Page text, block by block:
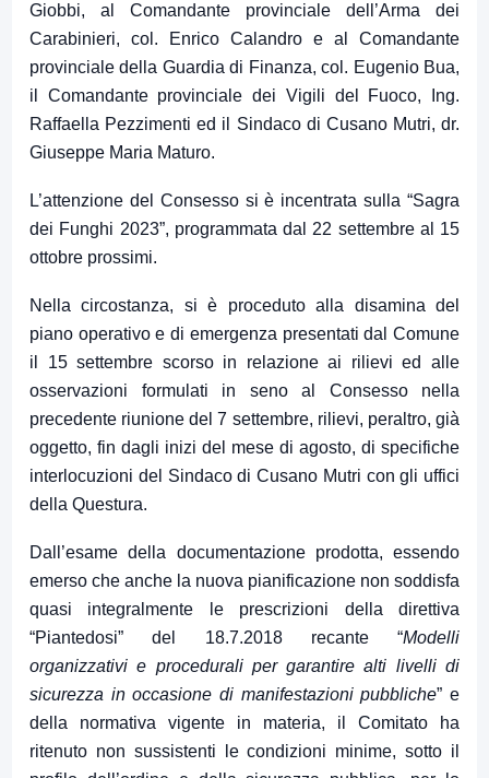
Giobbi, al Comandante provinciale dell’Arma dei
Carabinieri, col. Enrico Calandro e al Comandante
provinciale della Guardia di Finanza, col. Eugenio Bua,
il Comandante provinciale dei Vigili del Fuoco, Ing.
Raffaella Pezzimenti ed il Sindaco di Cusano Mutri, dr.
Giuseppe Maria Maturo.
L’attenzione del Consesso si è incentrata sulla “Sagra
dei Funghi 2023”, programmata dal 22 settembre al 15
ottobre prossimi.
Nella circostanza, si è proceduto alla disamina del
piano operativo e di emergenza presentati dal Comune
il 15 settembre scorso in relazione ai rilievi ed alle
osservazioni formulati in seno al Consesso nella
precedente riunione del 7 settembre, rilievi, peraltro, già
oggetto, fin dagli inizi del mese di agosto, di specifiche
interlocuzioni del Sindaco di Cusano Mutri con gli uffici
della Questura.
Dall’esame della documentazione prodotta, essendo
emerso che anche la nuova pianificazione non soddisfa
quasi integralmente le prescrizioni della direttiva
“Piantedosi” del 18.7.2018 recante “Modelli
organizzativi e procedurali per garantire alti livelli di
sicurezza in occasione di manifestazioni pubbliche” e
della normativa vigente in materia, il Comitato ha
ritenuto non sussistenti le condizioni minime, sotto il